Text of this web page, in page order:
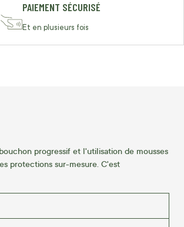
PAIEMENT SÉCURISÉ
Et en plusieurs fois
progressif et l'utilisation de mousses
protections sur-mesure. C'est